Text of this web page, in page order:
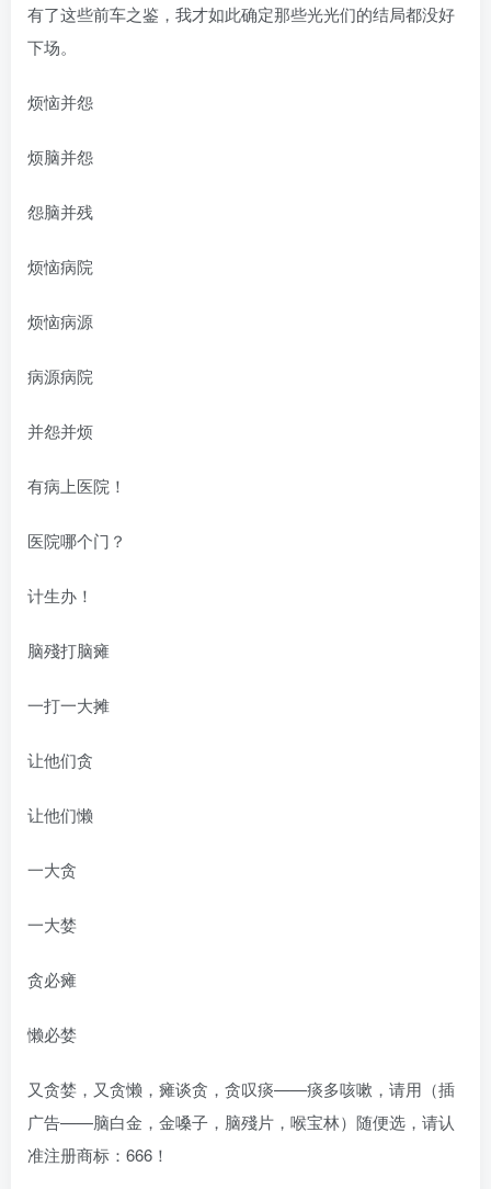
有了这些前车之鉴，我才如此确定那些光光们的结局都没好
下场。
烦恼并怨
烦脑并怨
怨脑并残
烦恼病院
烦恼病源
病源病院
并怨并烦
有病上医院！
医院哪个门？
计生办！
脑殘打脑瘫
一打一大摊
让他们贪
让他们懒
一大贪
一大婪
贪必瘫
懒必婪
又贪婪，又贪懒，瘫谈贪，贪叹痰——痰多咳嗽，请用（插
广告——脑白金，金嗓子，脑殘片，喉宝林）随便选，请认
准注册商标：666！